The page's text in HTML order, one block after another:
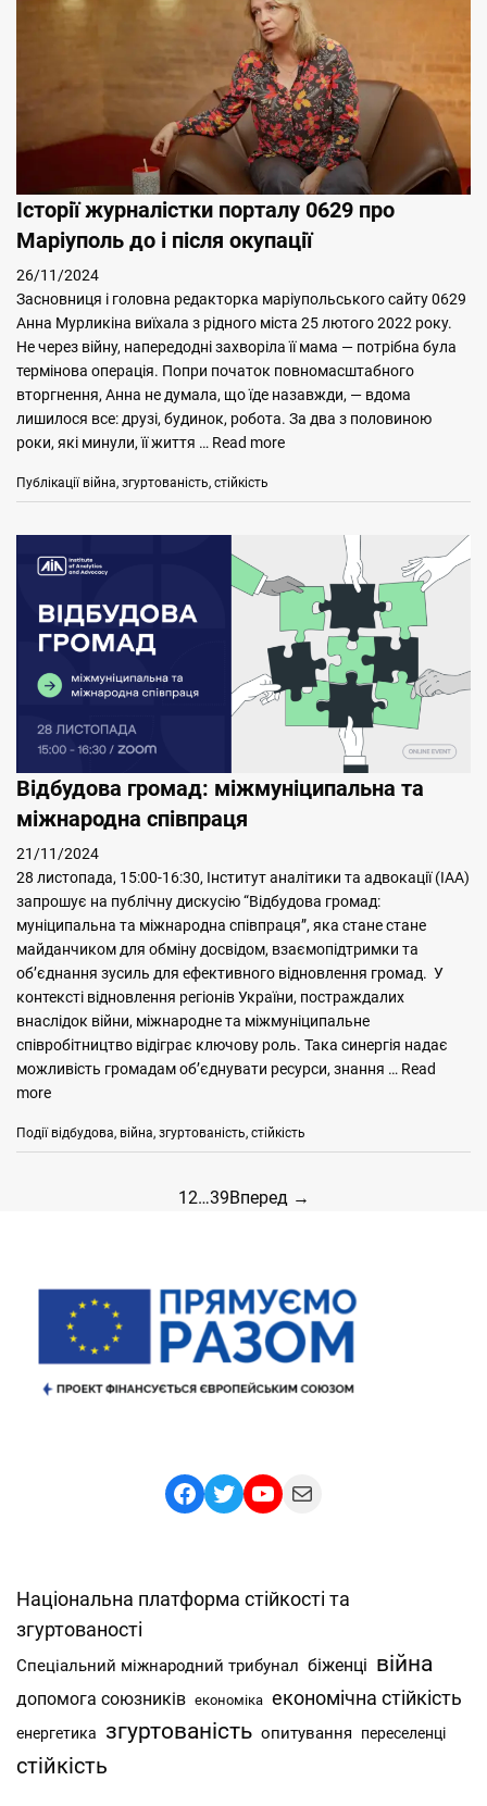
Історії журналістки порталу 0629 про
Маріуполь до і після окупації
26/11/2024
Засновниця і головна редакторка маріупольського сайту 0629
Анна Мурликіна виїхала з рідного міста 25 лютого 2022 року.
Не через війну, напередодні захворіла її мама — потрібна була
термінова операція. Попри початок повномасштабного
вторгнення, Анна не думала, що їде назавжди, — вдома
лишилося все: друзі, будинок, робота. За два з половиною
роки, які минули, її життя … Read more
Categories
Публікації Tags
війна, згуртованість, стійкість
Відбудова громад: міжмуніципальна та
міжнародна співпраця
21/11/2024
28 листопада, 15:00-16:30, Інститут аналітики та адвокації (ІАА)
запрошує на публічну дискусію “Відбудова громад:
муніципальна та міжнародна співпраця”, яка стане стане
майданчиком для обміну досвідом, взаємопідтримки та
об’єднання зусиль для ефективного відновлення громад. У
контексті відновлення регіонів України, постраждалих
внаслідок війни, міжнародне та міжмуніципальне
співробітництво відіграє ключову роль. Така синергія надає
можливість громадам об’єднувати ресурси, знання … Read
more
Categories
Події Tags
відбудова, війна, згуртованість, стійкість
Page
1Page
2…Page
39Вперед →
Facebook
TwitterYouTube
Mail
Національна платформа стійкості та
згуртованості
Спеціальний міжнародний трибунал біженці війна
допомога союзників економіка економічна стійкість
енергетика згуртованість опитування переселенці
стійкість